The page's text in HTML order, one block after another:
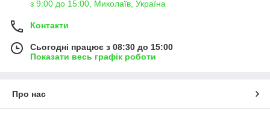
з 9:00 до 15:00, Миколаїв, Україна
Контакти
Сьогодні працює з 08:30 до 15:00
Показати весь графік роботи
Про нас